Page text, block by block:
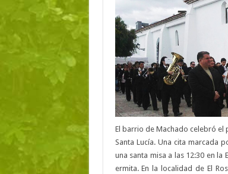
El barrio de Machado celebró el
Santa Lucía. Una cita marcada
una santa misa a las 12:30 en
ermita. En la localidad de El